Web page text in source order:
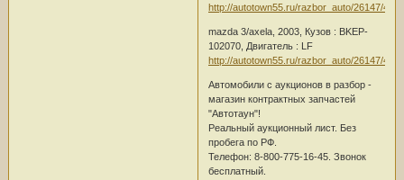
http://autotown55.ru/razbor_auto/26147/
mazda 3/axela, 2003, Кузов : BKEP-
102070, Двигатель : LF
http://autotown55.ru/razbor_auto/26147/
Автомобили с аукционов в разбор -
магазин контрактных запчастей
"Автотаун"!
Реальный аукционный лист. Без
пробега по РФ.
Телефон: 8-800-775-16-45. Звонок
бесплатный.